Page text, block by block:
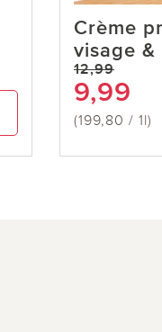
Crème
visage &
12,99
9,99
(199,80 / 1l)